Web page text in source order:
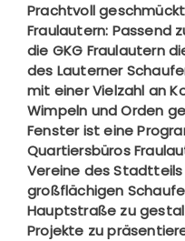
Prachtvoll
Fraulautern: Passend
die GKG Fraulautern
des Lauterner
mit einer Vielzahl an
Wimpeln und Orden
Fenster ist eine
Quartiersbüros
Vereine des
großflächigen
Hauptstraße zu
Projekte zu